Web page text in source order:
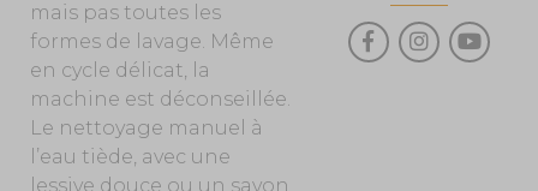
mais pas toutes les
formes de lavage. Même
en cycle délicat, la
machine est déconseillée.
Le nettoyage manuel à
l’eau tiède, avec une
lessive douce ou un savon